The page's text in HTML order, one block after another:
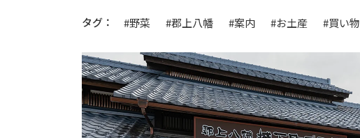
タグ： #野菜 #郡上八幡 #案内 #お土産 #買い物